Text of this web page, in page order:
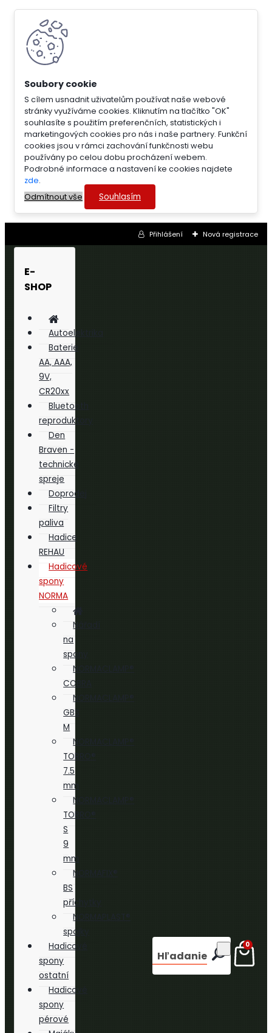
S cílem usnadnit uživatelům používat naše webové
stránky využíváme cookies. Kliknutím na tlačítko "OK"
souhlasíte s použitím preferenčních, statistických i
marketingových cookies pro nás i naše partnery. Funkční
cookies jsou v rámci zachování funkčnosti webu
používány po celou dobu procházení webem.
Podrobné informace a nastavení ke cookies najdete
zde.
Odmítnout vše
Souhlasím
Přihlášení Nová registrace
E-
SHOP
Autoelektrika
Baterie
AA, AAA,
9V,
CR20xx
Bluetooth
reproduktory
Den
Braven -
technické
spreje
Doprodej
Filtry
paliva
Hadice
REHAU
Hadicové
spony
NORMA
Nářadí
na
spony
NORMACLAMP®
COBRA
NORMACLAMP®
GBS
M
NORMACLAMP®
TORRO®
7.5
mm
NORMACLAMP®
TORRO®
S
9
mm
NORMAFIX®
BS
příchytky
NORMAPLAST®
spojky
Hadicové
spony
ostatní
Hadicové
spony
pérové
Hľadanie
0